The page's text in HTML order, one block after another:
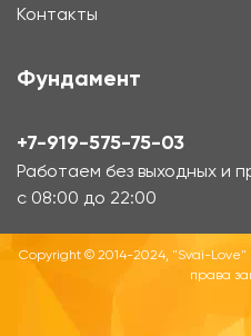
Контакты
Фундамент
+7-919-575-75-03
Работаем без выходных и
с 08:00 до 22:00
Copyright © 2014-2024, "Svai-Love"
права